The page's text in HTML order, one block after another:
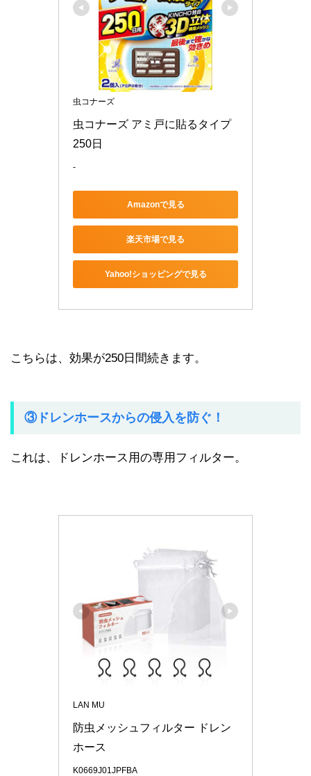
虫コナーズ
虫コナーズ アミ戸に貼るタイプ
250日
-
Amazonで見る
楽天市場で見る
Yahoo!ショッピングで見る
こちらは、効果が250日間続きます。
③ドレンホースからの侵入を防ぐ！
これは、ドレンホース用の専用フィルター。
LAN MU
防虫メッシュフィルター ドレン
ホース
K0669J01JPFBA